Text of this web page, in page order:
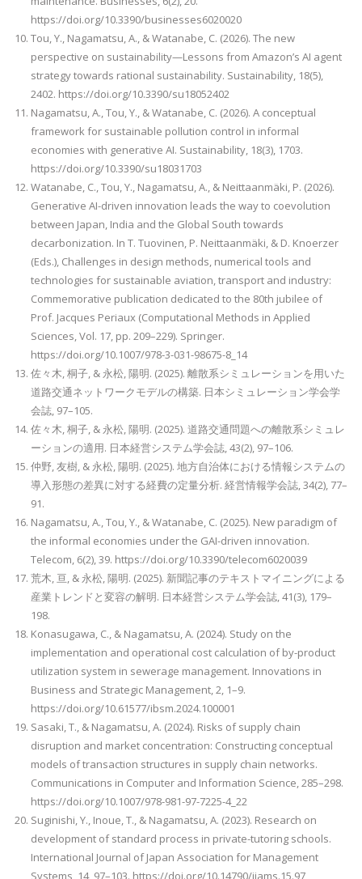
https://doi.org/10.3390/businesses6020020
Tou, Y., Nagamatsu, A., & Watanabe, C. (2026). The new
perspective on sustainability—Lessons from Amazon’s AI agent
strategy towards rational sustainability. Sustainability, 18(5),
2402. https://doi.org/10.3390/su18052402
Nagamatsu, A., Tou, Y., & Watanabe, C. (2026). A conceptual
framework for sustainable pollution control in informal
economies with generative AI. Sustainability, 18(3), 1703.
https://doi.org/10.3390/su18031703
Watanabe, C., Tou, Y., Nagamatsu, A., & Neittaanmäki, P. (2026).
Generative AI-driven innovation leads the way to coevolution
between Japan, India and the Global South towards
decarbonization. In T. Tuovinen, P. Neittaanmäki, & D. Knoerzer
(Eds.), Challenges in design methods, numerical tools and
technologies for sustainable aviation, transport and industry:
Commemorative publication dedicated to the 80th jubilee of
Prof. Jacques Periaux (Computational Methods in Applied
Sciences, Vol. 17, pp. 209–229). Springer.
https://doi.org/10.1007/978-3-031-98675-8_14
佐々木, 桐子, & 永松, 陽明. (2025). 離散系シミュレーションを用いた
道路交通ネットワークモデルの構築. 日本シミュレーション学会学
会誌, 97–105.
佐々木, 桐子, & 永松, 陽明. (2025). 道路交通問題への離散系シミュレ
ーションの適用. 日本経営システム学会誌, 43(2), 97–106.
仲野, 友樹, & 永松, 陽明. (2025). 地方自治体における情報システムの
導入形態の差異に対する経費の定量分析. 経営情報学会誌, 34(2), 77–
91.
Nagamatsu, A., Tou, Y., & Watanabe, C. (2025). New paradigm of
the informal economies under the GAI-driven innovation.
Telecom, 6(2), 39. https://doi.org/10.3390/telecom6020039
荒木, 亘, & 永松, 陽明. (2025). 新聞記事のテキストマイニングによる
産業トレンドと変容の解明. 日本経営システム学会誌, 41(3), 179–
198.
Konasugawa, C., & Nagamatsu, A. (2024). Study on the
implementation and operational cost calculation of by-product
utilization system in sewerage management. Innovations in
Business and Strategic Management, 2, 1–9.
https://doi.org/10.61577/ibsm.2024.100001
Sasaki, T., & Nagamatsu, A. (2024). Risks of supply chain
disruption and market concentration: Constructing conceptual
models of transaction structures in supply chain networks.
Communications in Computer and Information Science, 285–298.
https://doi.org/10.1007/978-981-97-7225-4_22
Suginishi, Y., Inoue, T., & Nagamatsu, A. (2023). Research on
development of standard process in private-tutoring schools.
International Journal of Japan Association for Management
Systems, 14, 97–103. https://doi.org/10.14790/ijams.15.97